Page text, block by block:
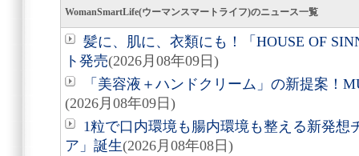
WomanSmartLife(ウーマンスマートライフ)のニュース一覧
髪に、肌に、衣類にも！「HOUSE OF
ト発売(2026月08年09日)
「美容液＋ハンドクリーム」の新提案！
(2026月08年09日)
1粒で口内環境も腸内環境も整える新発想
ア」誕生(2026月08年08日)